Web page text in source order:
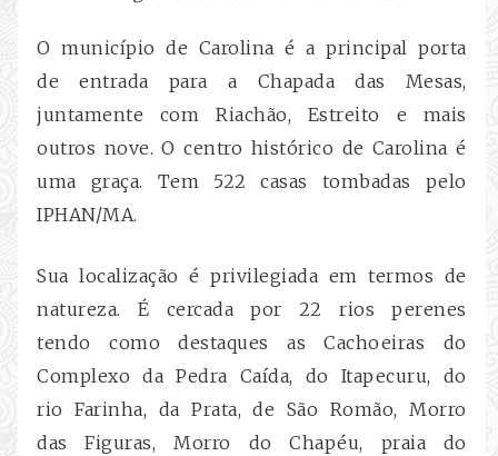
O município de Carolina é a principal porta
de entrada para a Chapada das Mesas,
juntamente com Riachão, Estreito e mais
outros nove. O centro histórico de Carolina é
uma graça. Tem 522 casas tombadas pelo
IPHAN/MA.
Sua localização é privilegiada em termos de
natureza. É cercada por 22 rios perenes
tendo como destaques as Cachoeiras do
Complexo da Pedra Caída, do Itapecuru, do
rio Farinha, da Prata, de São Romão, Morro
das Figuras, Morro do Chapéu, praia do